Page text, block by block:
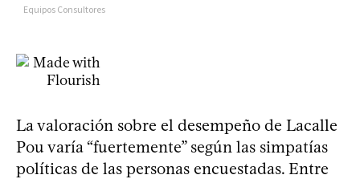
La valoración sobre el desempeño de Lacalle
Pou varía “fuertemente” según las simpatías
políticas de las personas encuestadas. Entre